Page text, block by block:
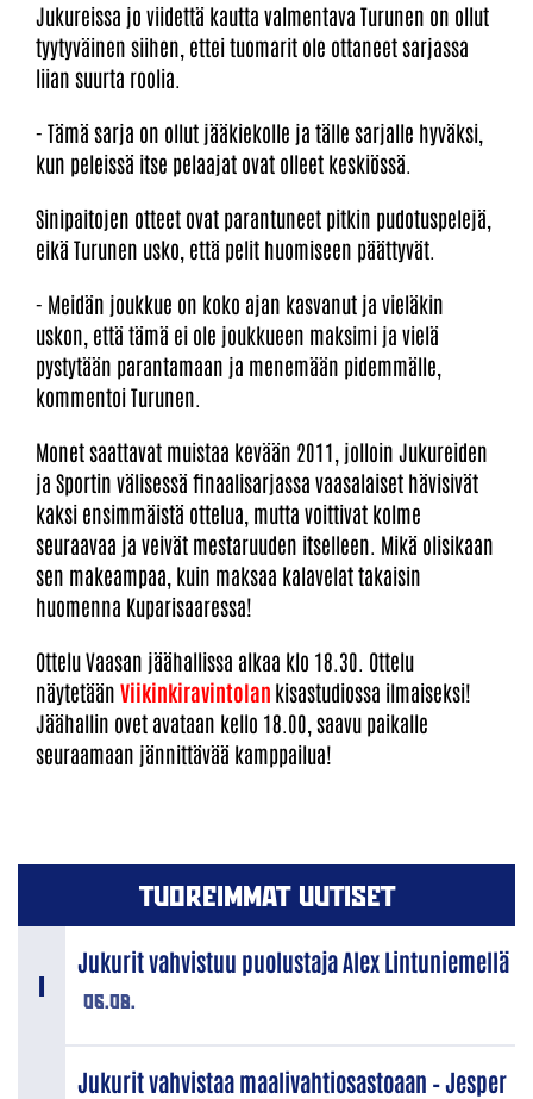
Jukureissa jo viidettä kautta valmentava Turunen on ollut
tyytyväinen siihen, ettei tuomarit ole ottaneet sarjassa
liian suurta roolia.
- Tämä sarja on ollut jääkiekolle ja tälle sarjalle hyväksi,
kun peleissä itse pelaajat ovat olleet keskiössä.
Sinipaitojen otteet ovat parantuneet pitkin pudotuspelejä,
eikä Turunen usko, että pelit huomiseen päättyvät.
- Meidän joukkue on koko ajan kasvanut ja vieläkin
uskon, että tämä ei ole joukkueen maksimi ja vielä
pystytään parantamaan ja menemään pidemmälle,
kommentoi Turunen.
Monet saattavat muistaa kevään 2011, jolloin Jukureiden
ja Sportin välisessä finaalisarjassa vaasalaiset hävisivät
kaksi ensimmäistä ottelua, mutta voittivat kolme
seuraavaa ja veivät mestaruuden itselleen. Mikä olisikaan
sen makeampaa, kuin maksaa kalavelat takaisin
huomenna Kuparisaaressa!
Ottelu Vaasan jäähallissa alkaa klo 18.30. Ottelu
näytetään Viikinkiravintolan kisastudiossa ilmaiseksi!
Jäähallin ovet avataan kello 18.00, saavu paikalle
seuraamaan jännittävää kamppailua!
TUOREIMMAT UUTISET
06.08.
Jukurit vahvistuu puolustaja Alex Lintuniemellä
Jukurit vahvistaa maalivahtiosastoaan – Jesper